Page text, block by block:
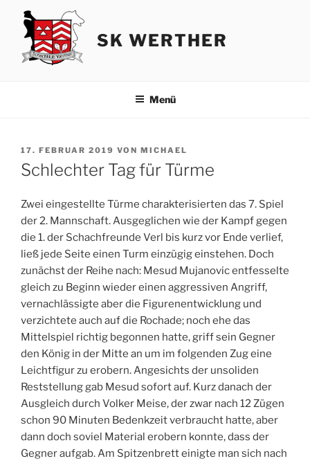
Inhalt
springen
SK WERTHER
Menü
VERÖFFENTLICHT
AM
17. FEBRUAR 2019 VON MICHAEL
Schlechter Tag für Türme
Zwei eingestellte Türme charakterisierten das 7. Spiel
der 2. Mannschaft. Ausgeglichen wie der Kampf gegen
die 1. der Schachfreunde Verl bis kurz vor Ende verlief,
ließ jede Seite einen Turm einzügig einstehen. Doch
zunächst der Reihe nach: Mesud Mujanovic entfesselte
gleich zu Beginn wieder einen aggressiven Angriff,
vernachlässigte aber die Figurenentwicklung und
verzichtete auch auf die Rochade; noch ehe das
Mittelspiel richtig begonnen hatte, griff sein Gegner
den König in der Mitte an um im folgenden Zug eine
Leichtfigur zu erobern. Angesichts der unsoliden
Reststellung gab Mesud sofort auf. Kurz danach der
Ausgleich durch Volker Meise, der zwar nach 12 Zügen
schon 90 Minuten Bedenkzeit verbraucht hatte, aber
dann doch soviel Material erobern konnte, dass der
Gegner aufgab. Am Spitzenbrett einigte man sich nach